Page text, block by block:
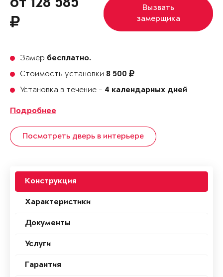
от 128 585
Вызвать
замерщика
Замер бесплатно.
Стоимость установки 8 500
Установка в течение - 4 календарных дней
Подробнее
Посмотреть дверь в интерьере
Конструкция
Характеристики
Документы
Услуги
Гарантия